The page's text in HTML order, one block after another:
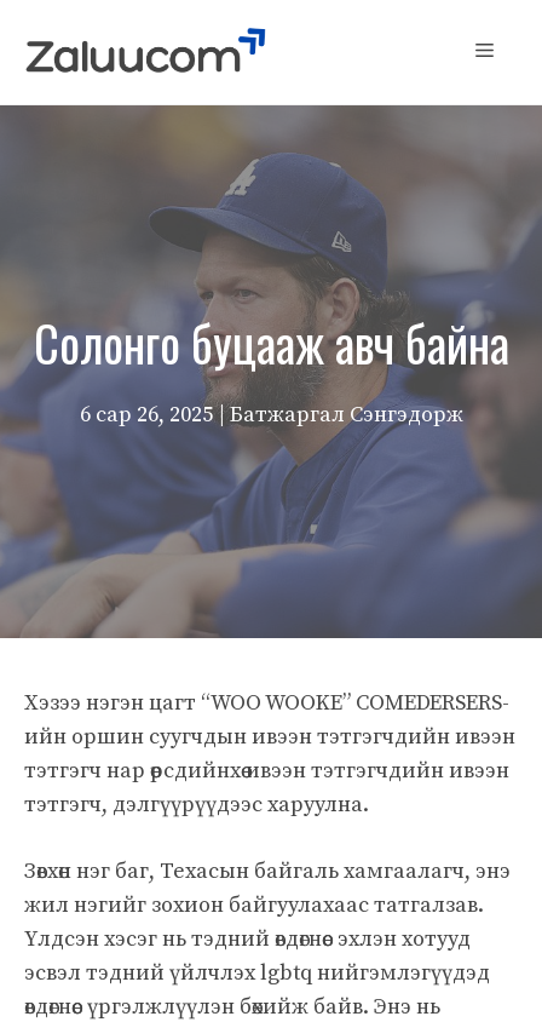
Menu
Солонго буцааж авч байна
6 сар 26, 2025 | Батжаргал Сэнгэдорж
Хэзээ нэгэн цагт “WOO WOOKE” COMEDERSERS-
ийн оршин суугчдын ивээн тэтгэгчдийн ивээн
тэтгэгч нар өөрсдийнхөө ивээн тэтгэгчдийн ивээн
тэтгэгч, дэлгүүрүүдээс харуулна.
Зөвхөн нэг баг, Техасын байгаль хамгаалагч, энэ
жил нэгийг зохион байгуулахаас татгалзав.
Үлдсэн хэсэг нь тэдний өвдөгнөөс эхлэн хотууд
эсвэл тэдний үйлчлэх lgbtq нийгэмлэгүүдэд
өвдөгнөөс үргэлжлүүлэн бөхийж байв. Энэ нь